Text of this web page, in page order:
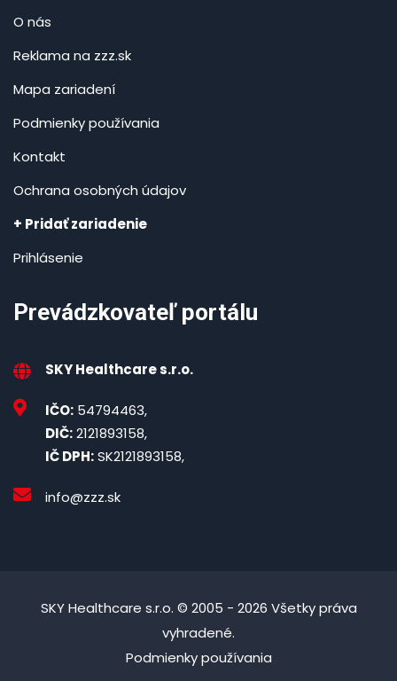
O nás
Reklama na zzz.sk
Mapa zariadení
Podmienky používania
Kontakt
Ochrana osobných údajov
+ Pridať zariadenie
Prihlásenie
Prevádzkovateľ portálu
SKY Healthcare s.r.o.
IČO: 54794463,
DIČ:2121893158,
IČ DPH:SK2121893158,
info@zzz.sk
SKY Healthcare s.r.o. © 2005 - 2026 Všetky práva
vyhradené.
Podmienky používania